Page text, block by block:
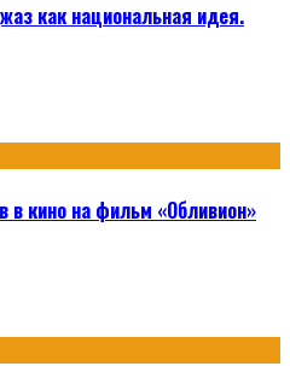
как национальная идея.
в кино на фильм «Обливион»